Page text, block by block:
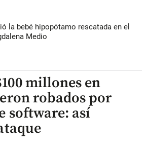
la bebé hipopótamo rescatada en el
Medio
millones en
robados por
software: así